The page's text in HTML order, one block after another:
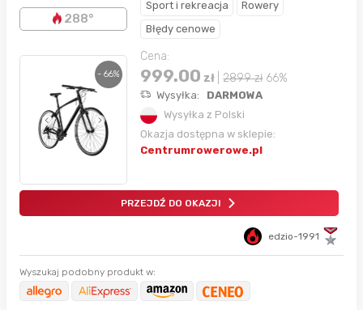
288°
Sport i rekreacja
Rowery
Błędy cenowe
- 66%
Cena:
999.00 zł 2899zł 66%
Wysyłka:
DARMOWA
Wysyłka z Polski
Okazja dostępna w sklepie:
Centrumrowerowe.pl
PRZEJDŹ DO OKAZJI
edzio-1991
Wyszukaj podobny produkt w: